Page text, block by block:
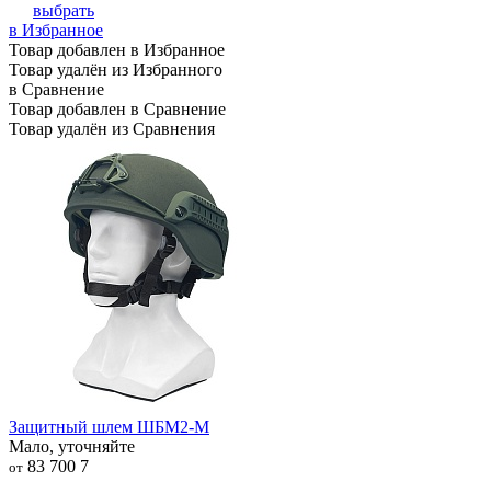
выбрать
в Избранное
Товар добавлен в Избранное
Товар удалён из Избранного
в Сравнение
Товар добавлен в Сравнение
Товар удалён из Сравнения
Защитный шлем ШБМ2-М
Мало, уточняйте
от 83 700 7